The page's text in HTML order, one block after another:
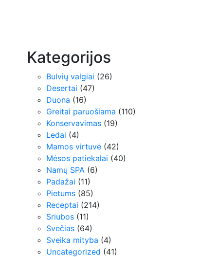
Kategorijos
Bulvių valgiai (26)
Desertai (47)
Duona (16)
Greitai paruošiama (110)
Konservavimas (19)
Ledai (4)
Mamos virtuvė (42)
Mėsos patiekalai (40)
Namų SPA (6)
Padažai (11)
Pietums (85)
Receptai (214)
Sriubos (11)
Svečias (64)
Sveika mityba (4)
Uncategorized (41)